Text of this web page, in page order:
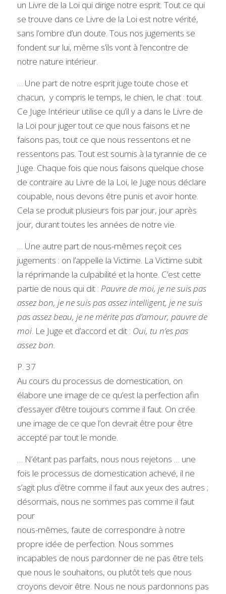
un Livre de la Loi qui dirige notre esprit. Tout ce qui
se trouve dans ce Livre de la Loi est notre vérité,
sans l’ombre d’un doute. Tous nos jugements se
fondent sur lui, même s’ils vont à l‘encontre de
notre nature intérieur.
… Une part de notre esprit juge toute chose et
chacun,  y compris le temps, le chien, le chat : tout.
Ce Juge Intérieur utilise ce qu’il y a dans le Livre de
la Loi pour juger tout ce que nous faisons et ne
faisons pas, tout ce que nous ressentons et ne
ressentons pas. Tout est soumis à la tyrannie de ce
Juge. Chaque fois que nous faisons quelque chose
de contraire au Livre de la Loi, le Juge nous déclare
coupable, nous devons être punis et avoir honte.
Cela se produit plusieurs fois par jour, jour après
jour, durant toutes les années de notre vie.
… Une autre part de nous-mêmes reçoit ces
jugements : on l’appelle la Victime. La Victime subit
la réprimande la culpabilité et la honte. C’est cette
partie de nous qui dit : Pauvre de moi, je ne suis pas
assez bon, je ne suis pas assez intelligent, je ne suis
pas assez beau, je ne mérite pas d’amour, pauvre de
moi. Le Juge et d’accord et dit : Oui, tu n’es pas
assez bon.
P. 37
Au cours du processus de domestication, on
élabore une image de ce qu’est la perfection afin
d’essayer d’être toujours comme il faut. On crée
une image de ce que l’on devrait être pour être
accepté par tout le monde.
… N’étant pas parfaits, nous nous rejetons … une
fois le processus de domestication achevé, il ne
s’agit plus d’être comme il faut aux yeux des autres ;
désormais, nous ne sommes pas comme il faut
pour
nous-mêmes, faute de correspondre à notre
propre idée de perfection. Nous sommes
incapables de nous pardonner de ne pas être tels
que nous le souhaitons, ou plutôt tels que nous
croyons devoir être. Nous ne nous pardonnons pas